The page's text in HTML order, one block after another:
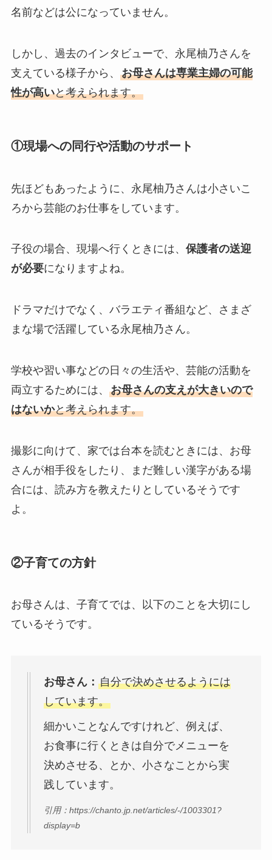
名前などは公になっていません。
しかし、過去のインタビューで、永尾柚乃さんを
支えている様子から、 お母さんは専業主婦の可能
性が高いと考えられます。
①現場への同行や活動のサポート
先ほどもあったように、永尾柚乃さんは小さいこ
ろから芸能のお仕事をしています。
子役の場合、現場へ行くときには、 保護者の送迎
が必要になりますよね。
ドラマだけでなく、バラエティ番組など、さまざ
まな場で活躍している永尾柚乃さん。
学校や習い事などの日々の生活や、芸能の活動を
両立するためには、 お母さんの支えが大きいので
はないかと考えられます。
撮影に向けて、家では台本を読むときには、お母
さんが相手役をしたり、まだ難しい漢字がある場
合には、読み方を教えたりとしているそうです
よ。
②子育ての方針
お母さんは、子育てでは、以下のことを大切にし
ているそうです。
お母さん： 自分で決めさせるようには
しています。
細かいことなんですけれど、例えば、
お食事に行くときは自分でメニューを
決めさせる、とか、小さなことから実
践しています。
引用：https://chanto.jp.net/articles/-/1003301?
display=b